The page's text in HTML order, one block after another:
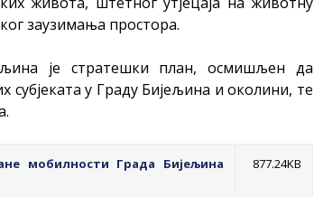
заузимања простора.
је стратешки план, осмишљен да
у Граду Бијељина и околини, те
мобилности Града Бијељина
877.24KB